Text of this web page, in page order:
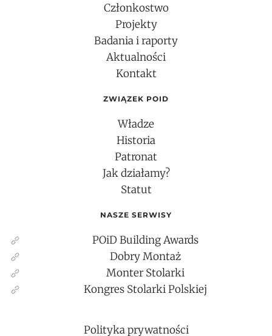
Członkostwo
Projekty
Badania i raporty
Aktualności
Kontakt
ZWIĄZEK POID
Władze
Historia
Patronat
Jak działamy?
Statut
NASZE SERWISY
POiD Building Awards
Dobry Montaż
Monter Stolarki
Kongres Stolarki Polskiej
Polityka prywatności